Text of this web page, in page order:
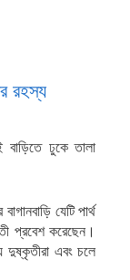
রহস্য
ঢুকে তালা
যেটি পার্থ
প্রবেশ করেছেন।
দুষ্কৃতীরা এবং চলে